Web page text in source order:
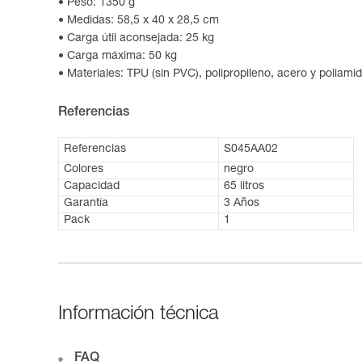
Peso: 1350 g
Medidas: 58,5 x 40 x 28,5 cm
Carga útil aconsejada: 25 kg
Carga máxima: 50 kg
Materiales: TPU (sin PVC), polipropileno, acero y
Referencias
Referencias
S045AA02
Colores
negro
Capacidad
65 litros
Garantía
3 Años
Pack
1
Información técnica
FAQ